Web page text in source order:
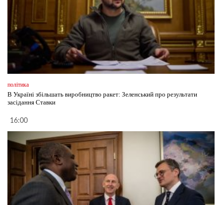
політика
В Україні збільшать виробництво ракет: Зеленський про результати
засідання Ставки
16:00